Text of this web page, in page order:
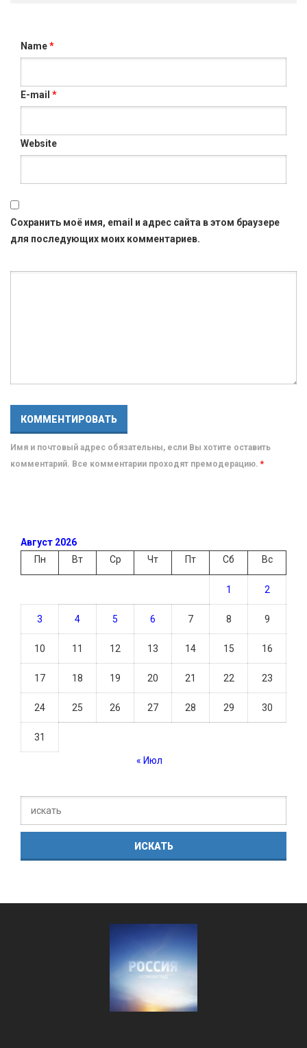
Name*
E-mail *
Website
Сохранить моё имя, email и адрес сайта в этом браузере
для последующих моих комментариев.
Имя и почтовый адрес обязательны, если Вы хотите оставить
комментарий. Все комментарии проходят премодерацию. *
Август 2026
Пн
Вт Ср Чт Пт Сб Вс
1 2
3 4 5 6 7 8 9
10 11 12 13 14 15 16
17 18 19 20 21 22 23
24 25 26 27 28 29 30
31
« Июл